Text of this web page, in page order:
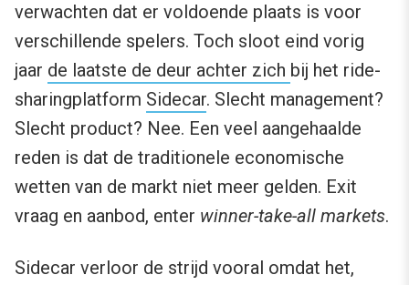
verwachten dat er voldoende plaats is voor
verschillende spelers. Toch sloot eind vorig
jaar de laatste de deur achter zich bij het ride-
sharingplatform Sidecar. Slecht management?
Slecht product? Nee. Een veel aangehaalde
reden is dat de traditionele economische
wetten van de markt niet meer gelden. Exit
vraag en aanbod, enter winner-take-all markets.
Sidecar verloor de strijd vooral omdat het,